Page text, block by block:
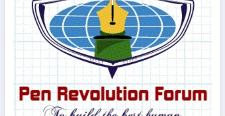
(غرفة النقد الأدبي)
يونيو 29, 2024